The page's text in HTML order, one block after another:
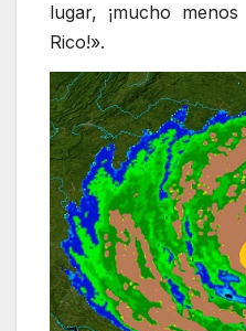
lugar, ¡mucho
Rico!».